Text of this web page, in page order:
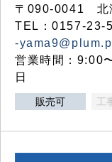
〒090-0041 北
TEL：0157-23-
-
営業時間：9:00
日
販売可 工